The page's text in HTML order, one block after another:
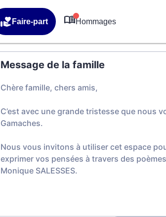
Faire-part Hommages
Message de la famille
Chère famille, chers amis,
C’est avec une grande tristesse que nous
Gamaches.
Nous vous invitons à utiliser cet espace
exprimer vos pensées à travers des
Monique SALESSES.